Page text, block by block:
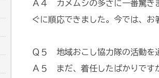
Ａ４ カメムシの多さに一番驚き
ぐに順応できました。今では、お
Ｑ５ 地域おこし協力隊の活動を
Ａ５ まだ、着任したばかりです